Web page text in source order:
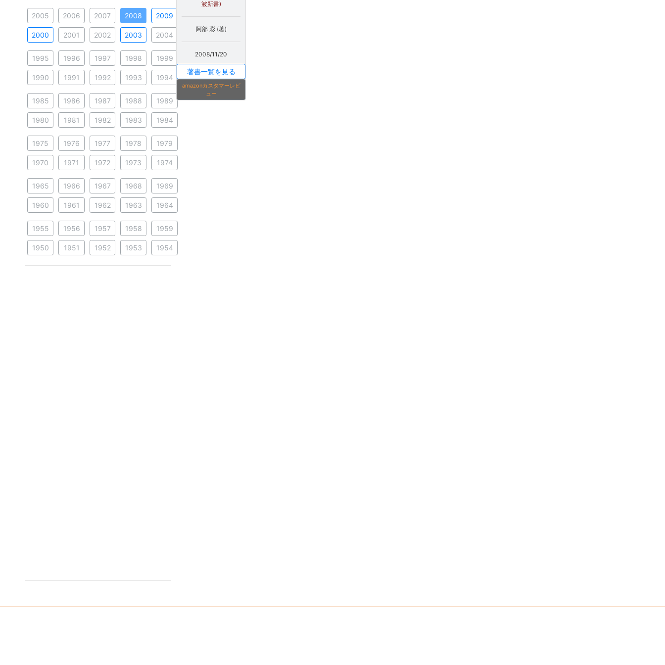
2005 2006 2007 2008 2009
2000 2001 2002 2003 2004
1995 1996 1997 1998 1999
1990 1991 1992 1993 1994
1985 1986 1987 1988 1989
1980 1981 1982 1983 1984
1975 1976 1977 1978 1979
1970 1971 1972 1973 1974
1965 1966 1967 1968 1969
1960 1961 1962 1963 1964
1955 1956 1957 1958 1959
1950 1951 1952 1953 1954
波新書)
阿部 彩 (著)
2008/11/20
著書一覧を見る
amazonカスタマーレビ
ュー